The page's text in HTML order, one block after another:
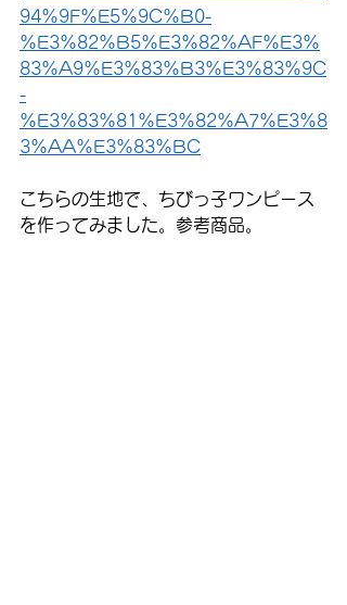
94%9F%E5%9C%B0-
%E3%82%B5%E3%82%AF%E3%
83%A9%E3%83%B3%E3%83%9C
-
%E3%83%81%E3%82%A7%E3%8
3%AA%E3%83%BC
こちらの生地で、ちびっ子ワンピース
を作ってみました。参考商品。